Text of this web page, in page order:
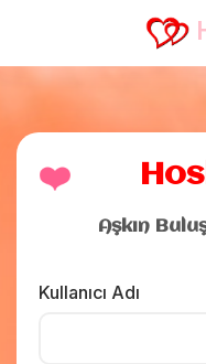
❤️
Aşkın
Kullanıcı Adı